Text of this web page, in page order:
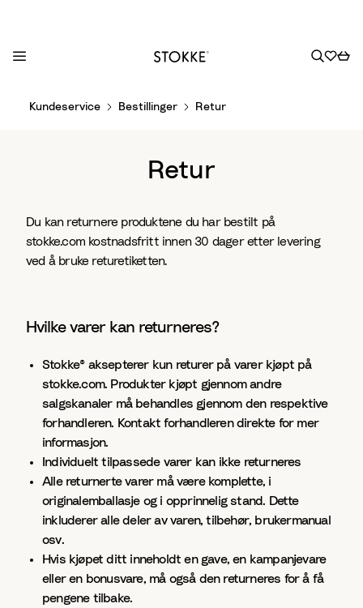
Kundeservice Bestillinger Retur
Retur
Du kan returnere produktene du har bestilt på
stokke.com kostnadsfritt innen 30 dager etter levering
ved å bruke returetiketten.
Hvilke varer kan returneres?
Stokke® aksepterer kun returer på varer kjøpt på
stokke.com. Produkter kjøpt gjennom andre
salgskanaler må behandles gjennom den respektive
forhandleren. Kontakt forhandleren direkte for mer
informasjon.
Individuelt tilpassede varer kan ikke returneres
Alle returnerte varer må være komplette, i
originalemballasje og i opprinnelig stand. Dette
inkluderer alle deler av varen, tilbehør, brukermanual
osv.
Hvis kjøpet ditt inneholdt en gave, en kampanjevare
eller en bonusvare, må også den returneres for å få
pengene tilbake.